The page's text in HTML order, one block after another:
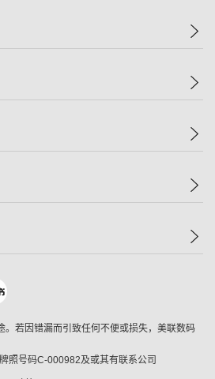
。若因错漏而引致任何不便或损失，美联数码
照号码C-000982及或其有联系公司